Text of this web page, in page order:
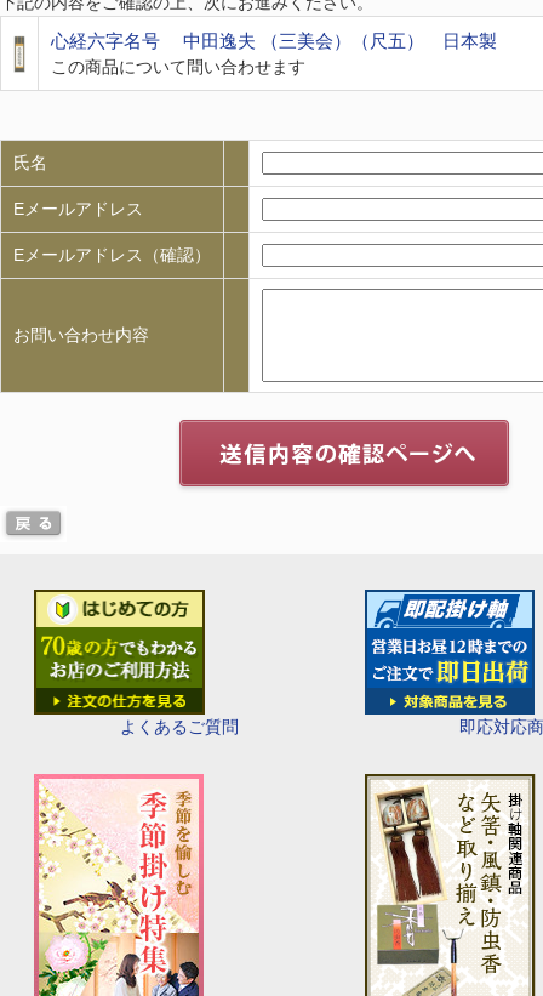
よくあるご質問 即応対応
心経六字名号 中田逸夫 （三美会）（尺五） 日本製
この商品について問い合わせます
氏名
Eメールアドレス
Eメールアドレス（確認）
お問い合わせ内容